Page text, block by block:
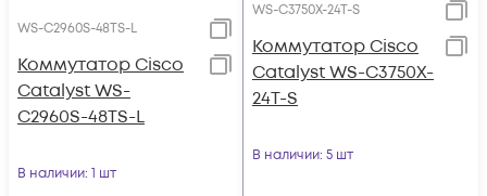
WS-C2960S-48TS-L
Коммутатор Cisco
Catalyst WS-
C2960S-48TS-L
В наличии: 1 шт
WS-C3750X-24T-S
Коммутатор Cisco
Catalyst WS-C3750X-
24T-S
В наличии: 5 шт